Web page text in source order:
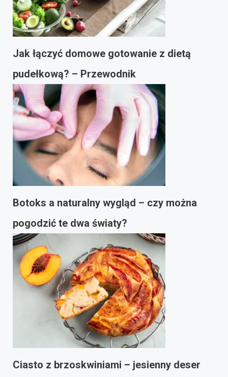
Jak łączyć domowe gotowanie z dietą
pudełkową? – Przewodnik
Botoks a naturalny wygląd – czy można
pogodzić te dwa światy?
Ciasto z brzoskwiniami – jesienny deser